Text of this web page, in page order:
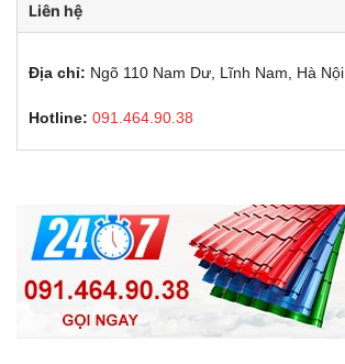
Liên hệ
Địa chỉ: Ngõ 110 Nam Dư, Lĩnh Nam, Hà Nội
Hotline: 091.464.90.38